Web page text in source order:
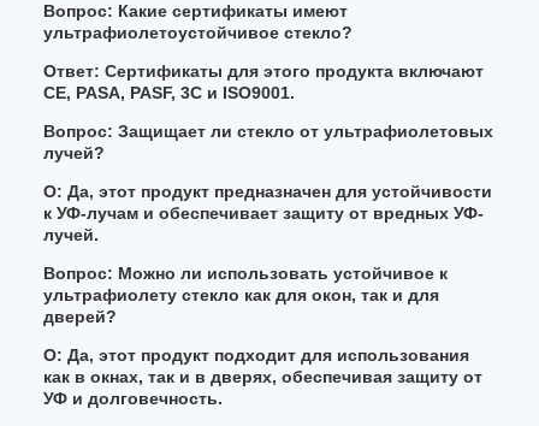
Вопрос: Какие сертификаты имеют
ультрафиолетоустойчивое стекло?
Ответ: Сертификаты для этого продукта включают
CE, PASA, PASF, 3C и ISO9001.
Вопрос: Защищает ли стекло от ультрафиолетовых
лучей?
О: Да, этот продукт предназначен для устойчивости
к УФ-лучам и обеспечивает защиту от вредных УФ-
лучей.
Вопрос: Можно ли использовать устойчивое к
ультрафиолету стекло как для окон, так и для
дверей?
О: Да, этот продукт подходит для использования
как в окнах, так и в дверях, обеспечивая защиту от
УФ и долговечность.